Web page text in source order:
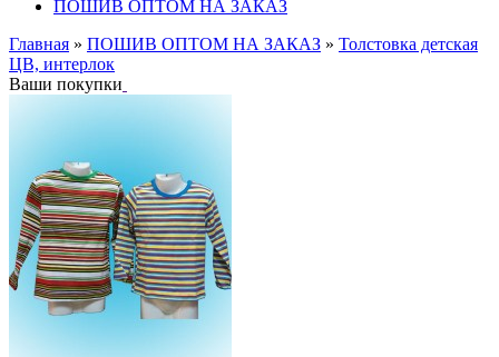
ПОШИВ ОПТОМ НА ЗАКАЗ
Главная » ПОШИВ ОПТОМ НА ЗАКАЗ » Толстовка детская
ЦВ, интерлок
Ваши покупки